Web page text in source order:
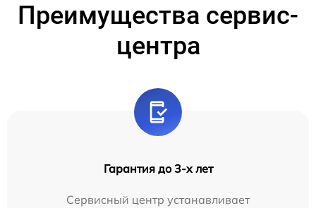
Преимущества сервис-
центра
Гарантия до 3-х лет
Сервисный центр устанавливает